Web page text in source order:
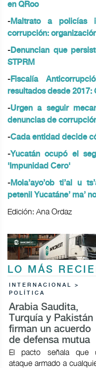
en QRoo
-Maltrato a policías
corrupción:
-Denuncian que
STPRM
-Fiscalía
resultados desde 2017:
-Urgen a seguir
denuncias de
-Cada entidad decide
-Yucatán ocupó el
'Impunidad Cero'
-Mola’ayo’ob ti’al u
petenil Yucatáne’ ma’
Edición: Ana Ordaz
LO MÁS
INTERNACIONAL >
POLÍTICA
Arabia Saudita,
Turquía y Pakistán
firman un acuerdo
de defensa mutua
El pacto señala que
ataque armado a